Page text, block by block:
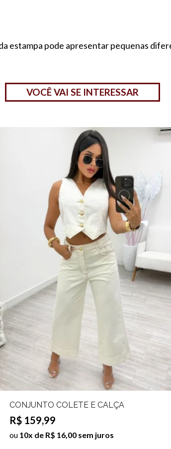
estampa pode apresentar pequenas
VOCÊ VAI SE INTERESSAR
CONJUNTO COLETE E CALÇA
PANTACOURT JEANS REBECA
R$ 159,99
ou 10x de R$ 16,00 sem juros